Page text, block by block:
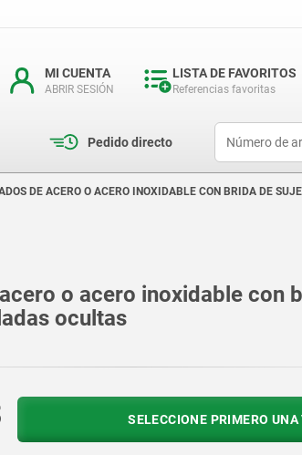
MI CUENTA
ABRIR SESIÓN
LISTA DE FAVORITOS
Referencias favoritas
Pedido directo
DE ACERO O ACERO INOXIDABLE CON BRIDA DE
o acero inoxidable con
ocultas
SELECCIONE PRIMERO